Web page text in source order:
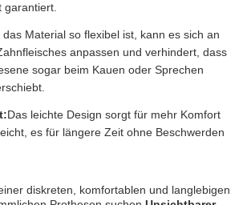
garantiert.
das Material so flexibel ist, kann es sich an
anpassen und verhindert, dass
sogar beim Kauen oder Sprechen
Das leichte Design sorgt für mehr Komfort
es für längere Zeit ohne Beschwerden
diskreten, komfortablen und langlebigen